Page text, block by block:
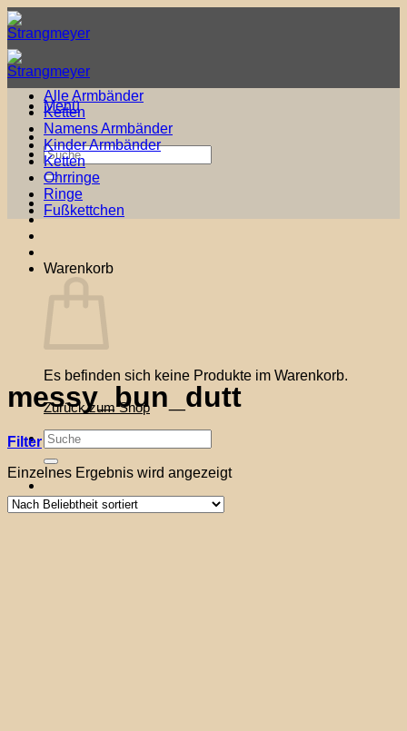
Zum
Inhalt
springen
Menü
Suche
nach:
Warenkorb
Es befinden sich keine Produkte im Warenkorb.
Zurück zum Shop
Suche
nach:
Alle Armbänder
Ketten
Namens Armbänder
Kinder Armbänder
Ketten
Ohrringe
Ringe
Fußkettchen
messy_bun_dutt
Filter
Einzelnes Ergebnis wird angezeigt